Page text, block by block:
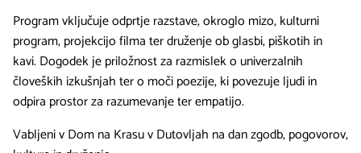
Program vključuje odprtje razstave, okroglo mizo, kulturni
program, projekcijo filma ter druženje ob glasbi, piškotih in
kavi. Dogodek je priložnost za razmislek o univerzalnih
človeških izkušnjah ter o moči poezije, ki povezuje ljudi in
odpira prostor za razumevanje ter empatijo.
Vabljeni v Dom na Krasu v Dutovljah na dan zgodb, pogovorov,